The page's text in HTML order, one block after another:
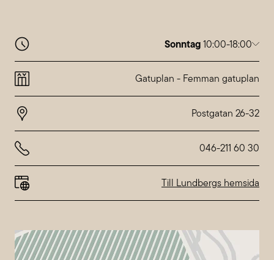
Sonntag10:00-18:00
Montag
10:00-20:00
10:00-20:00
10:00-20:00
Abweichende Öffnungszeiten beiNordstan
Gatuplan - Femman gatuplan
046-211 60 30
Till Lundbergs hemsida